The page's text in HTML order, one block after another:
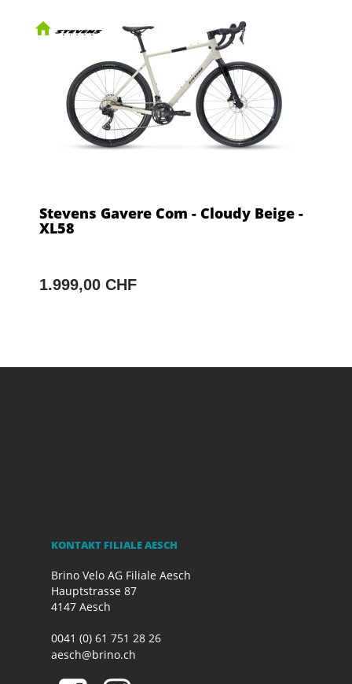
Stevens Gavere Com - Cloudy Beige -
XL58
1.999,00 CHF
KONTAKT FILIALE AESCH
Brino Velo AG Filiale Aesch
Hauptstrasse 87
4147 Aesch
0041 (0) 61 751 28 26
aesch@brino.ch